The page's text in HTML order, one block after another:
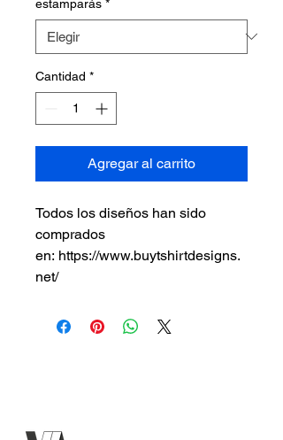
estamparás *
Cantidad *
Agregar al carrito
Todos los diseños han sido
comprados
en: https://www.buytshirtdesigns.
net/